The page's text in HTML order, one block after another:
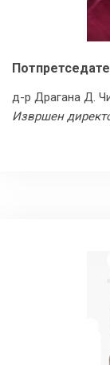
д-р Драгана Д.
Извршен